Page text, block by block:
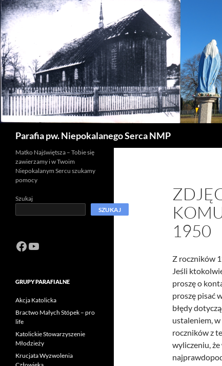
Parafia pw. Niepokalanego Serca NMP
1950
Z roczników
Jeśli
proszę o
proszę pisać
błędy
ustaleniem,
roczników z
wyliczeniu,
Matko Najświętsza – Tobie się
zawierzamy i w Twoim
Niepokalanym Sercu szukamy
pomocy
Szukaj
SZUKAJ
Facebook
https://www.youtube.com/channel/
GRUPY PARAFIALNE
Akcja Katolicka
Bractwo Małych Stópek – pro
life
Katolickie Stowarzyszenie
Młodzieży
Krucjata Wyzwolenia